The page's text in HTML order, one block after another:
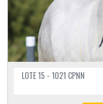
LOTE 15 - 1021 CPNN